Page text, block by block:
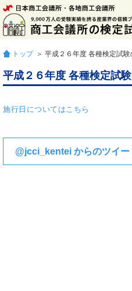
トップ ＞ 平成２６年度 各種検定試
平成２６年度 各種検定試
施行日についてはこちら
@jcci_kentei からのツイー